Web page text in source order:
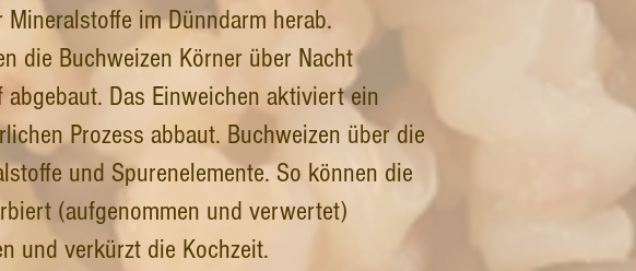
im Dünndarm herab.
die Buchweizen Körner über Nacht
Das Einweichen aktiviert ein
Prozess abbaut. Buchweizen über die
und Spurenelemente. So können die
(aufgenommen und verwertet)
und verkürzt die Kochzeit.